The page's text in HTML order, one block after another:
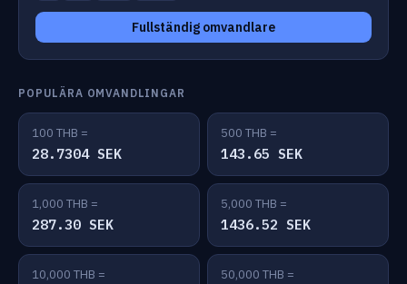
Fullständig omvandlare
POPULÄRA OMVANDLINGAR
100 THB =
28.7304 SEK
500 THB =
143.65 SEK
1,000 THB =
287.30 SEK
5,000 THB =
1436.52 SEK
10,000 THB = 50,000 THB =